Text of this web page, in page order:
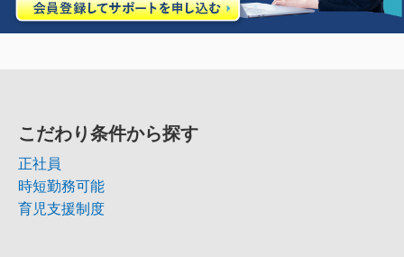
こだわり条件から探す
正社員
時短勤務可能
育児支援制度